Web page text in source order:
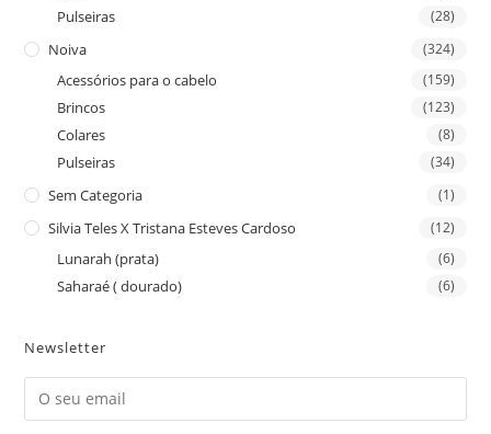
Pulseiras (28)
Noiva (324)
Acessórios para o cabelo (159)
Brincos (123)
Colares (8)
Pulseiras (34)
Sem Categoria (1)
Silvia Teles X Tristana Esteves Cardoso (12)
Lunarah (prata) (6)
Saharaé ( dourado) (6)
Newsletter